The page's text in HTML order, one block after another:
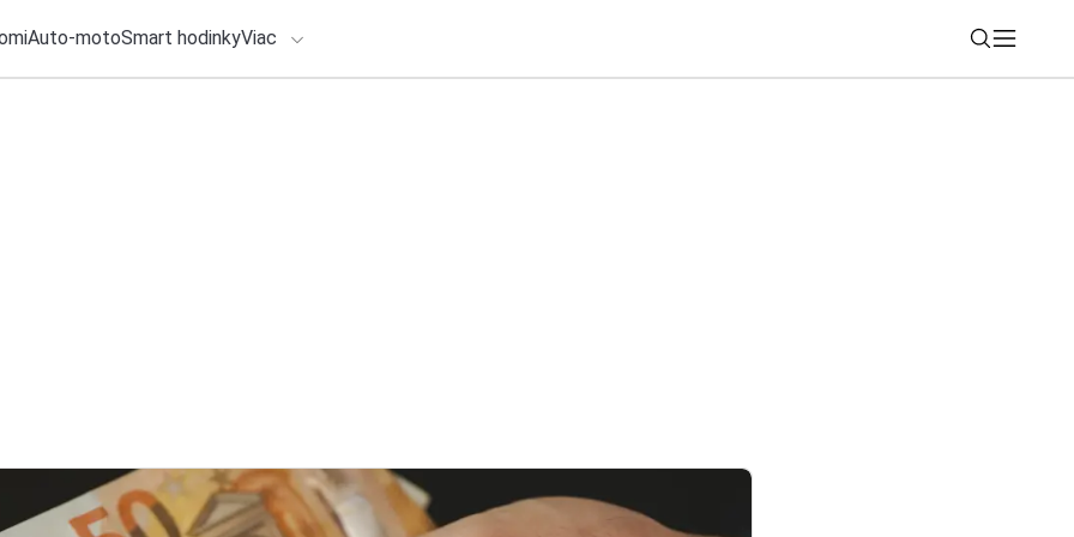
Auto-motoSmart hodinkyViac